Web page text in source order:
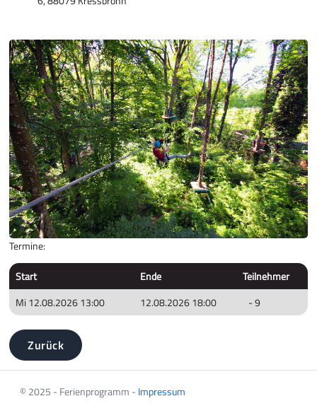
Termine:
Start Ende
Teilnehmer
Mi 12.08.2026 13:00
12.08.2026 18:00 - 9
Zurück
© 2025 - Ferienprogramm - Impressum